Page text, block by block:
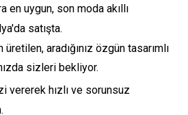
en uygun, son moda akıllı
satışta.
aradığınız özgün tasarımlı
sizleri bekliyor.
vererek hızlı ve sorunsuz